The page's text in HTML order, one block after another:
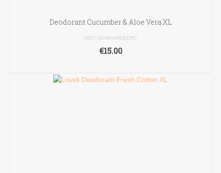
Deodorant Cucumber & Aloe Vera XL
NIET GEWAARDEERD
€15.00